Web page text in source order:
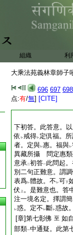
組織 利
大乘法苑義林章師子
696 697 698
点:有/無] [CITE]
下初答。此答意。以
依 レ戒得レ定倶福。
者。定與レ惠。福與レ
異藏所攝 問定惠類
意承二初答一此問起
別二句正難意。謂
表爲レ體故。不 レ可下
伏
上 。是難意也。答
注一境名定。擇謂簡
レ惑。定不 レ斷レ惑故
[章]第七彰佛 至 如
部類一中通疑。此第